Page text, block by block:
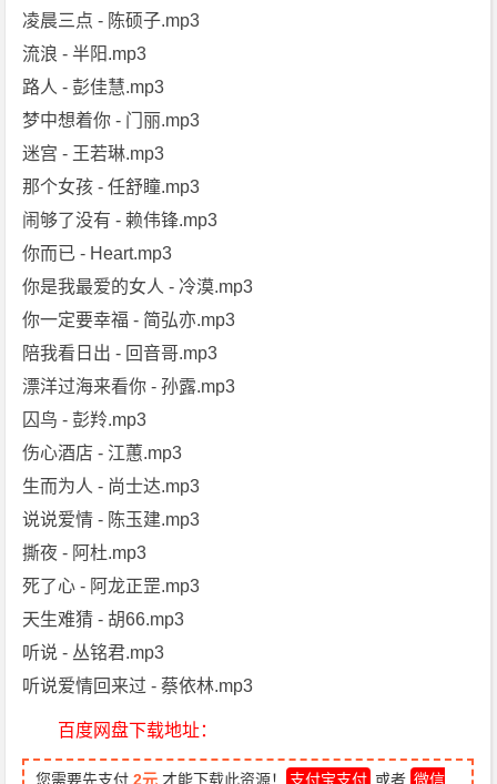
凌晨三点 - 陈硕子.mp3
流浪 - 半阳.mp3
路人 - 彭佳慧.mp3
梦中想着你 - 门丽.mp3
迷宫 - 王若琳.mp3
那个女孩 - 任舒瞳.mp3
闹够了没有 - 赖伟锋.mp3
你而已 - Heart.mp3
你是我最爱的女人 - 冷漠.mp3
你一定要幸福 - 简弘亦.mp3
陪我看日出 - 回音哥.mp3
漂洋过海来看你 - 孙露.mp3
囚鸟 - 彭羚.mp3
伤心酒店 - 江蕙.mp3
生而为人 - 尚士达.mp3
说说爱情 - 陈玉建.mp3
撕夜 - 阿杜.mp3
死了心 - 阿龙正罡.mp3
天生难猜 - 胡66.mp3
听说 - 丛铭君.mp3
听说爱情回来过 - 蔡依林.mp3
百度网盘下载地址：
您需要先支付2元 才能下载此资源！ 支付宝支付 或者 微信